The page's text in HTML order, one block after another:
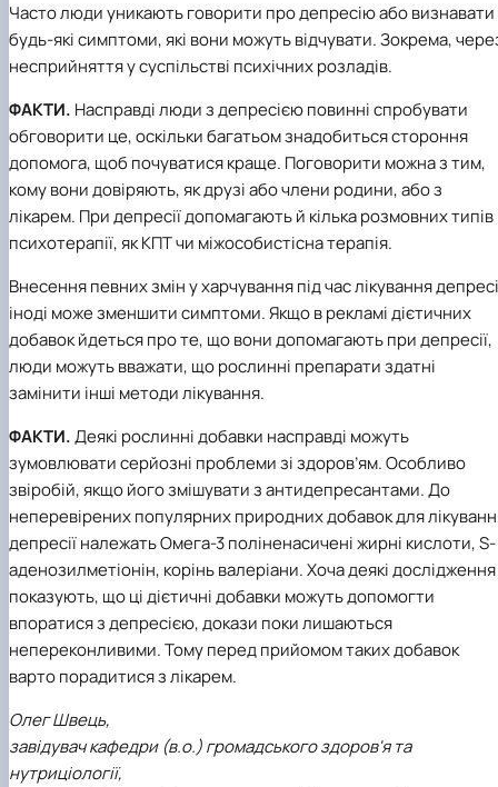
Часто люди уникають говорити про депресію або визнавати
будь-які симптоми, які вони можуть відчувати. Зокрема,
несприйняття у суспільстві психічних розладів.
ФАКТИ. Насправді люди з депресією повинні спробувати
обговорити це, оскільки багатьом знадобиться стороння
допомога, щоб почуватися краще. Поговорити можна з тим,
кому вони довіряють, як друзі або члени родини, або з
лікарем. При депресії допомагають й кілька розмовних типів
психотерапії, як КПТ чи міжособистісна терапія.
Внесення певних змін у харчування під час лікування
іноді може зменшити симптоми. Якщо в рекламі дієтичних
добавок йдеться про те, що вони допомагають при депресії,
люди можуть вважати, що рослинні препарати здатні
замінити інші методи лікування.
ФАКТИ.Деякі рослинні добавки насправді можуть
зумовлювати серйозні проблеми зі здоров’ям. Особливо
звіробій, якщо його змішувати з антидепресантами. До
неперевірених популярних природних добавок для
депресії належать Омега-3 поліненасичені жирні кислоти, S-
аденозилметіонін, корінь валеріани. Хоча деякі дослідження
показують, що ці дієтичні добавки можуть допомогти
впоратися з депресією, докази поки лишаються
непереконливими. Тому перед прийомом таких добавок
варто порадитися з лікарем.
Олег Швець,
завідувач кафедри (в.о.) громадського здоров'я та
нутриціології,